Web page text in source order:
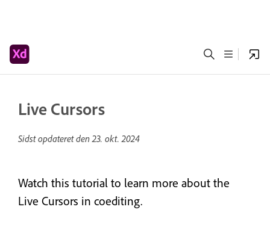
Live Cursors
Sidst opdateret den23. okt. 2024
Watch this tutorial to learn more about the
Live Cursors in coediting.